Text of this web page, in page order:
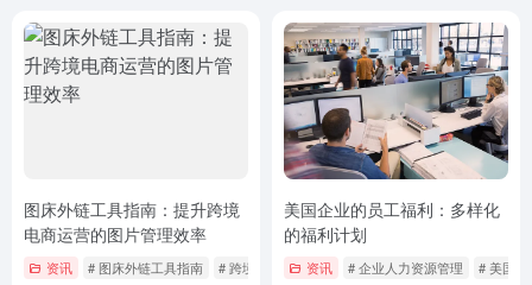
图床外链工具指南：提升跨境
电商运营的图片管理效率
资讯 # 图床外链工具指南 # 跨境电商图片管理
美国企业的员工福利：多样化
的福利计划
资讯 # 企业人力资源管理 # 美国